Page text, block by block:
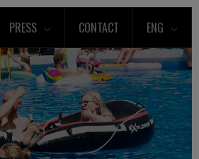
PRESS CONTACT ENG